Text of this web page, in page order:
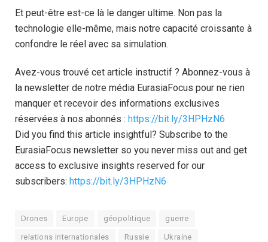
Et peut-être est-ce là le danger ultime. Non pas la
technologie elle-même, mais notre capacité croissante à
confondre le réel avec sa simulation.
Avez-vous trouvé cet article instructif ? Abonnez-vous à
la newsletter de notre média EurasiaFocus pour ne rien
manquer et recevoir des informations exclusives
réservées à nos abonnés : https://bit.ly/3HPHzN6
Did you find this article insightful? Subscribe to the
EurasiaFocus newsletter so you never miss out and get
access to exclusive insights reserved for our
subscribers: https://bit.ly/3HPHzN6
Drones Europe géopolitique guerre
relations internationales Russie Ukraine